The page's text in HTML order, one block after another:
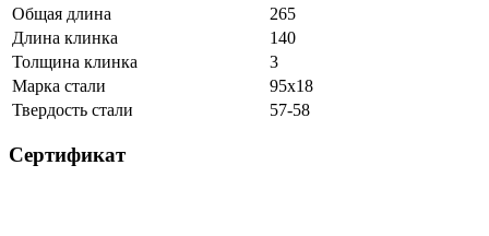
Общая длина
265
Длина клинка
140
Толщина клинка
3
Марка стали
95х18
Твердость стали
57-58
Сертификат